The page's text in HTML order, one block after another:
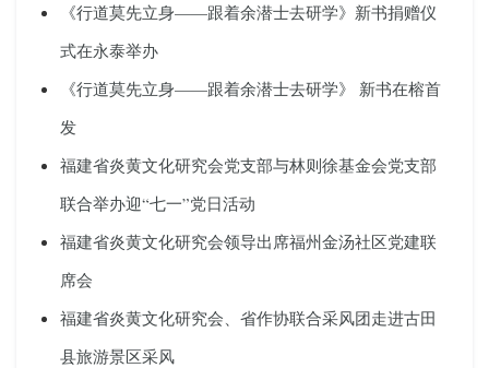
《行道莫先立身——跟着余潜士去研学》新书捐赠仪
式在永泰举办
《行道莫先立身——跟着余潜士去研学》 新书在榕首
发
福建省炎黄文化研究会党支部与林则徐基金会党支部
联合举办迎“七一”党日活动
福建省炎黄文化研究会领导出席福州金汤社区党建联
席会
福建省炎黄文化研究会、省作协联合采风团走进古田
县旅游景区采风